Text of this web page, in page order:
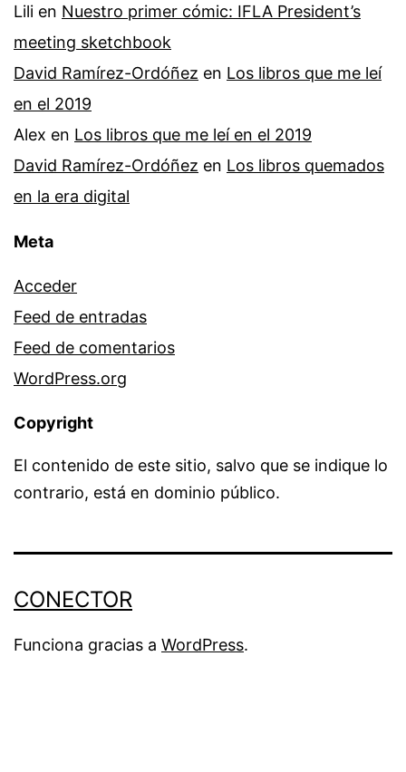
Lili en Nuestro primer cómic: IFLA President’s
meeting sketchbook
David Ramírez-Ordóñez en Los libros que me leí
en el 2019
Alex en Los libros que me leí en el 2019
David Ramírez-Ordóñez en Los libros quemados
en la era digital
Meta
Acceder
Feed de entradas
Feed de comentarios
WordPress.org
Copyright
El contenido de este sitio, salvo que se indique lo
contrario, está en dominio público.
CONECTOR
Funciona gracias a WordPress.